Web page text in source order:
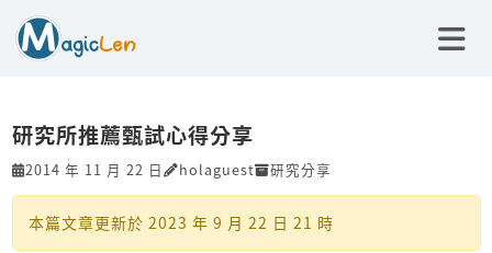
研究所推薦甄試心得分享
2014 年 11 月 22 日 holaguest 研究分享
本篇文章更新於 2023 年 9 月 22 日 21 時